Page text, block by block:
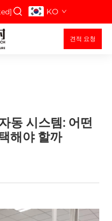
KO
견적 요청
동 시스템: 어떤
해야 할까